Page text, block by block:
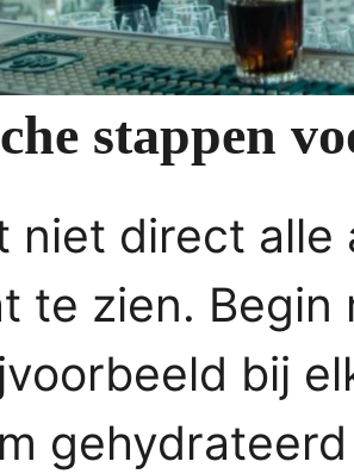
stappen
niet direct alle
te zien.
bij